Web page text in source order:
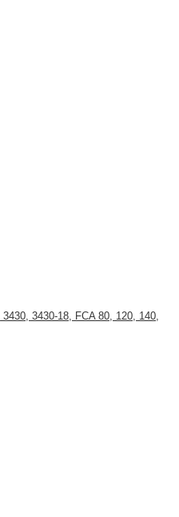
3430-18, FCA 80, 120, 140,